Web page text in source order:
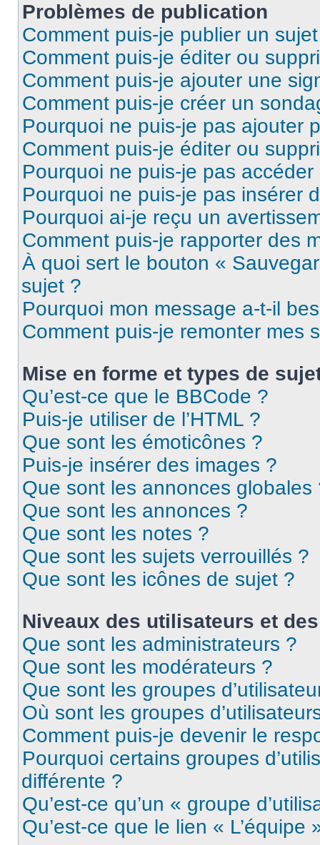
Problèmes de publication
Comment puis-je publier un
Comment puis-je éditer ou
Comment puis-je ajouter une
Comment puis-je créer un
Pourquoi ne puis-je pas ajouter
Comment puis-je éditer ou
Pourquoi ne puis-je pas
Pourquoi ne puis-je pas insérer
Pourquoi ai-je reçu un
Comment puis-je rapporter des
À quoi sert le bouton «
sujet ?
Pourquoi mon message a-t-il
Comment puis-je remonter mes
Mise en forme et types de
Qu’est-ce que le BBCode ?
Puis-je utiliser de l’HTML ?
Que sont les émoticônes ?
Puis-je insérer des images ?
Que sont les annonces globales
Que sont les annonces ?
Que sont les notes ?
Que sont les sujets verrouillés ?
Que sont les icônes de sujet ?
Niveaux des utilisateurs et
Que sont les administrateurs ?
Que sont les modérateurs ?
Que sont les groupes
Où sont les groupes
Comment puis-je devenir le
Pourquoi certains groupes
différente ?
Qu’est-ce qu’un « groupe
Qu’est-ce que le lien « L’équipe